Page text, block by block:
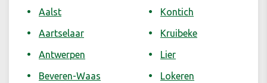
Aalst
Aartselaar
Antwerpen
Beveren-Waas
Kontich
Kruibeke
Lier
Lokeren